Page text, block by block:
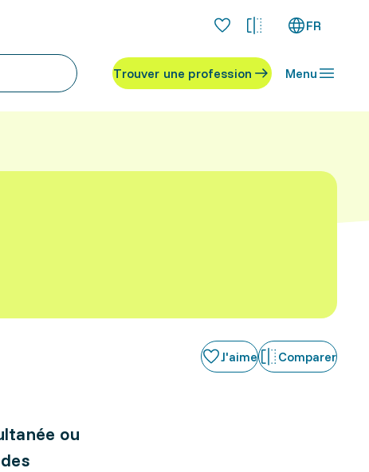
FR
Trouver une profession Menu
J'aime Comparer
ou